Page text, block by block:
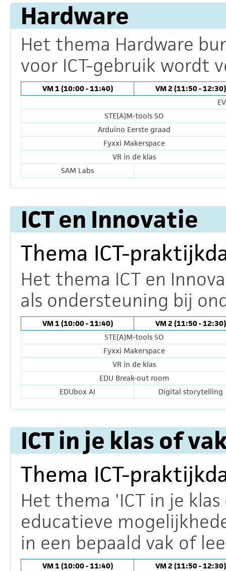
Hardware
Het thema Hardware
voor ICT-gebruik wordt
VM 1 (10:00 - 11:40)
VM 2 (11:50 - 12:30)
STE(A)M-tools SO
Arduino Eerste graad
Fyxxi Makerspace
VR in de klas
SAM Labs
ICT en Innovatie
Thema ICT-
Het thema ICT en
als ondersteuning bij
VM 1 (10:00 - 11:40)
VM 2 (11:50 - 12:30)
STE(A)M-tools SO
Fyxxi Makerspace
VR in de klas
EDU Break-out room
EDUbox AI
Digital storytelling
ICT in je klas of
Thema ICT-
Het thema 'ICT in je
educatieve
in een bepaald vak of
VM 1 (10:00 - 11:40)
VM 2 (11:50 - 12:30)